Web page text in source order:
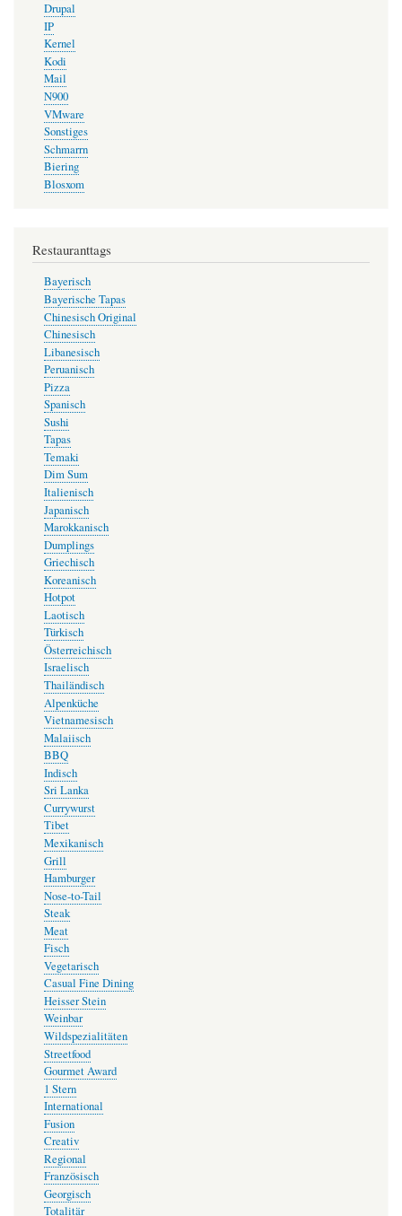
Drupal
IP
Kernel
Kodi
Mail
N900
VMware
Sonstiges
Schmarrn
Biering
Blosxom
Restauranttags
Bayerisch
Bayerische Tapas
Chinesisch Original
Chinesisch
Libanesisch
Peruanisch
Pizza
Spanisch
Sushi
Tapas
Temaki
Dim Sum
Italienisch
Japanisch
Marokkanisch
Dumplings
Griechisch
Koreanisch
Hotpot
Laotisch
Türkisch
Österreichisch
Israelisch
Thailändisch
Alpenküche
Vietnamesisch
Malaiisch
BBQ
Indisch
Sri Lanka
Currywurst
Tibet
Mexikanisch
Grill
Hamburger
Nose-to-Tail
Steak
Meat
Fisch
Vegetarisch
Casual Fine Dining
Heisser Stein
Weinbar
Wildspezialitäten
Streetfood
Gourmet Award
1 Stern
International
Fusion
Creativ
Regional
Französisch
Georgisch
Totalitär